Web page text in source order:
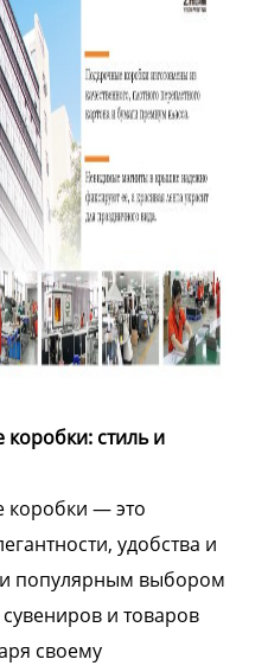
стиль и
коробки — это
удобства и
популярным выбором
и товаров
своему